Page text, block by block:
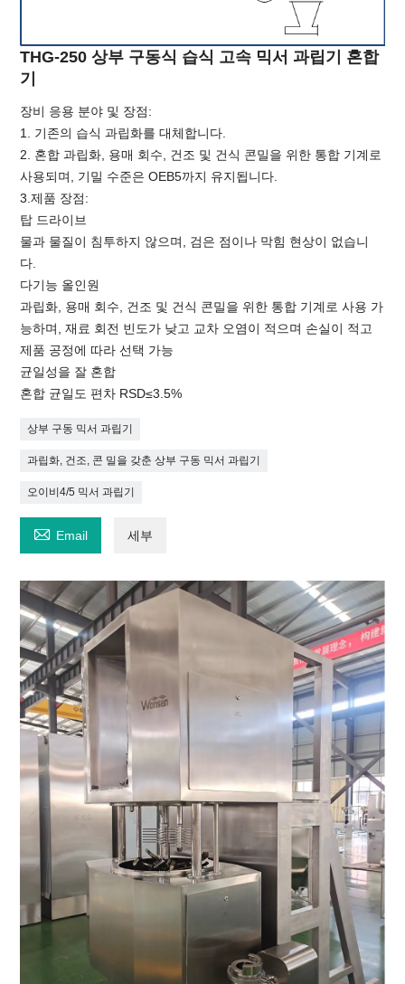
THG-250 상부 구동식 습식 고속 믹서 과립기 혼합
기
장비 응용 분야 및 장점:
1. 기존의 습식 과립화를 대체합니다.
2. 혼합 과립화, 용매 회수, 건조 및 건식 콘밀을 위한 통합 기계로
사용되며, 기밀 수준은 OEB5까지 유지됩니다.
3.제품 장점:
탑 드라이브
물과 물질이 침투하지 않으며, 검은 점이나 막힘 현상이 없습니
다.
다기능 올인원
과립화, 용매 회수, 건조 및 건식 콘밀을 위한 통합 기계로 사용 가
능하며, 재료 회전 빈도가 낮고 교차 오염이 적으며 손실이 적고
제품 공정에 따라 선택 가능
균일성을 잘 혼합
혼합 균일도 편차 RSD≤3.5%
상부 구동 믹서 과립기
과립화, 건조, 콘 밀을 갖춘 상부 구동 믹서 과립기
오이비4/5 믹서 과립기
 Email 세부